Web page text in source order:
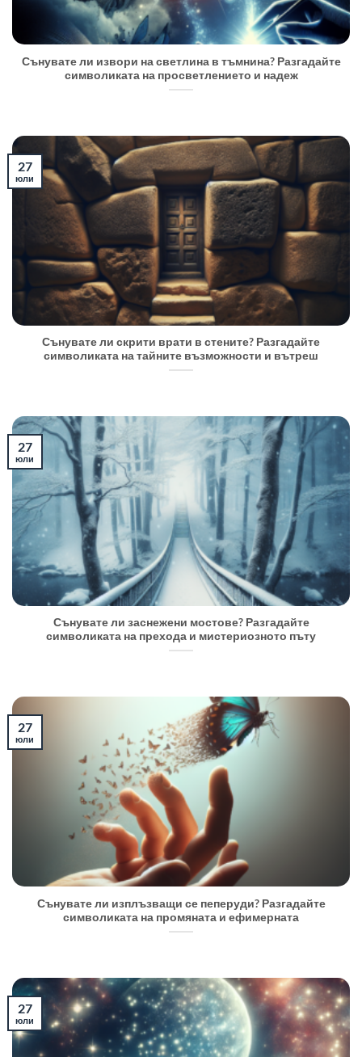
Сънувате ли извори на светлина в тъмнина? Разгадайте
символиката на просветлението и надеж
Сънувате ли скрити врати в стените? Разгадайте
символиката на тайните възможности и вътреш
27
юли
Сънувате ли заснежени мостове? Разгадайте
символиката на прехода и мистериозното пъту
27
юли
Сънувате ли изплъзващи се пеперуди? Разгадайте
символиката на промяната и ефимерната
27
юли
27
юли